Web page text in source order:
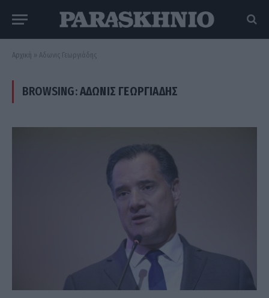
Αρχική » Αδωνις Γεωργιάδης
BROWSING:ΑΔΩΝΙΣ ΓΕΩΡΓΙΆΔΗΣ